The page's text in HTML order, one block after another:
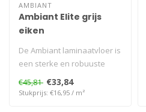
AMBIANT
Ambiant Elite grijs
eiken
De Ambiant laminaatvloer is
een sterke en robuuste
plank. De plank is 8 mm dik
e..
€45,81 €33,84
Stukprijs: €16,95 / m²